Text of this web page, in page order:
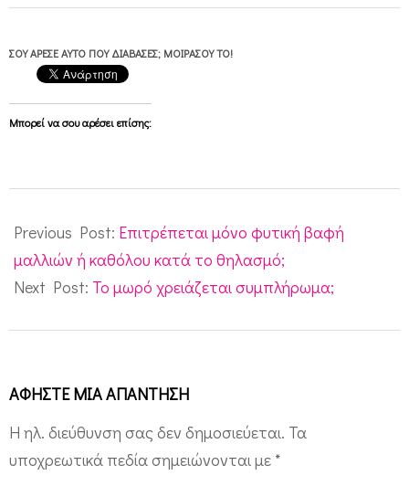
ΣΟΥ ΆΡΕΣΕ ΑΥΤΌ ΠΟΥ ΔΙΆΒΑΣΕΣ; ΜΟΙΡΆΣΟΥ ΤΟ!
Μπορεί να σου αρέσει επίσης:
07-
26
Previous Post: Επιτρέπεται μόνο φυτική βαφή
μαλλιών ή καθόλου κατά το θηλασμό;
Next Post: Το μωρό χρειάζεται συμπλήρωμα;
ΑΦΉΣΤΕ ΜΙΑ ΑΠΆΝΤΗΣΗ
Η ηλ. διεύθυνση σας δεν δημοσιεύεται. Τα
υποχρεωτικά πεδία σημειώνονται με *